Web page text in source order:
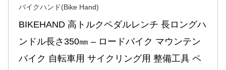
バイクハンド(Bike Hand)
BIKEHAND 高トルクペダルレンチ 長ロングハ
ンドル長さ350㎜ – ロードバイク マウンテン
バイク 自転車用 サイクリング用 整備工具 ペ